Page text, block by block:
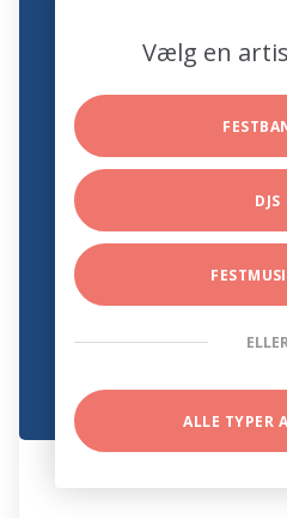
Vælg en
DJS
ALLE TYPER